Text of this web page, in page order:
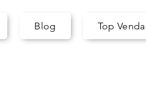
Blog Top